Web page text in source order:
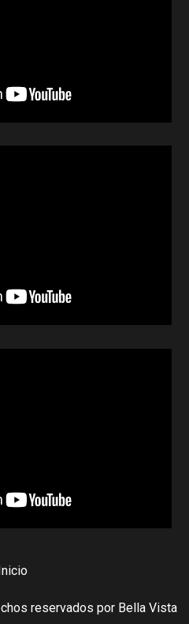
reservados por Bella Vista